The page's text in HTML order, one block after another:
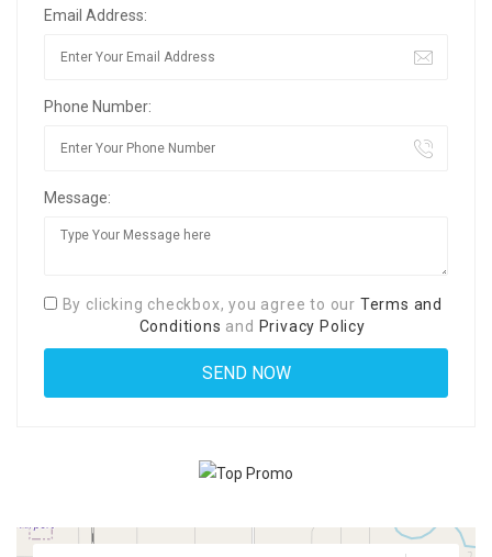
Email Address:
Phone Number:
Message:
By clicking checkbox, you agree to our Terms and
Conditions and Privacy Policy